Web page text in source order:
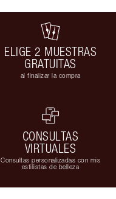
ELIGE 2 MUESTRAS
GRATUITAS
al finalizar la compra
CONSULTAS
VIRTUALES
Consultas personalizadas con mis
estilistas de belleza